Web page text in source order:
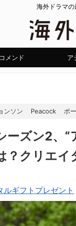
海外ドラマ
メンド ア
ンソン Peacock ポ
ーズン2、
？クリエイ